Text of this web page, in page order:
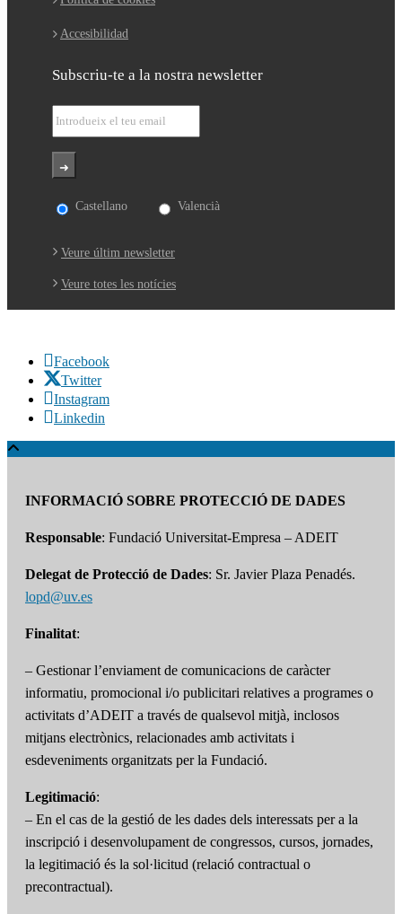
Accesibilidad
Subscriu-te a la nostra newsletter
Castellano Valencià
Veure últim newsletter
Veure totes les notícies
Facebook
Twitter
Instagram
Linkedin
INFORMACIÓ SOBRE PROTECCIÓ DE DADES
Responsable: Fundació Universitat-Empresa – ADEIT
Delegat de Protecció de Dades: Sr. Javier Plaza Penadés.
lopd@uv.es
Finalitat:
– Gestionar l’enviament de comunicacions de caràcter
informatiu, promocional i/o publicitari relatives a programes o
activitats d’ADEIT a través de qualsevol mitjà, inclosos
mitjans electrònics, relacionades amb activitats i
esdeveniments organitzats per la Fundació.
Legitimació:
– En el cas de la gestió de les dades dels interessats per a la
inscripció i desenvolupament de congressos, cursos, jornades,
la legitimació és la sol·licitud (relació contractual o
precontractual).